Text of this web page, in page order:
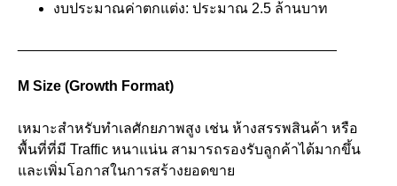
งบประมาณค่าตกแต่ง: ประมาณ 2.5 ล้านบาท
M Size (Growth Format)
เหมาะสำหรับทำเลศักยภาพสูง เช่น ห้างสรรพสินค้า หรือ
พื้นที่ที่มี Traffic หนาแน่น สามารถรองรับลูกค้าได้มากขึ้น
และเพิ่มโอกาสในการสร้างยอดขาย